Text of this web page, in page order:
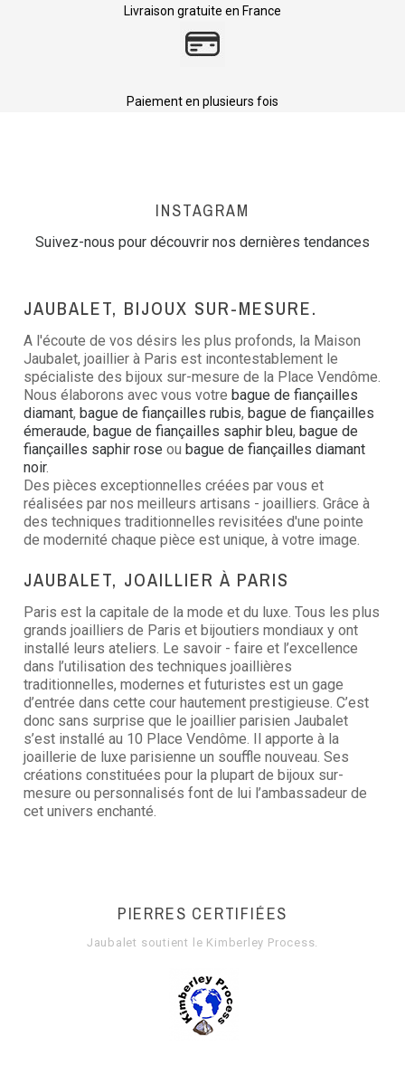
Livraison gratuite en France
Paiement en plusieurs fois
INSTAGRAM
Suivez-nous pour découvrir nos dernières tendances
JAUBALET, BIJOUX SUR-MESURE.
A l'écoute de vos désirs les plus profonds, la Maison
Jaubalet, joaillier à Paris est incontestablement le
spécialiste des bijoux sur-mesure de la Place Vendôme.
Nous élaborons avec vous votrebague de fiançailles
diamant,bague de fiançailles rubis,bague de fiançailles
émeraude,bague de fiançailles saphir bleu,bague de
fiançailles saphir rose oubague de fiançailles diamant
noir.
Des pièces exceptionnelles créées par vous et
réalisées par nos meilleurs artisans - joailliers. Grâce à
des techniques traditionnelles revisitées d'une pointe
de modernité chaque pièce est unique, à votre image.
JAUBALET, JOAILLIER À PARIS
Paris est la capitale de la mode et du luxe. Tous les plus
grands joailliers de Paris et bijoutiers mondiaux y ont
installé leurs ateliers. Le savoir - faire et l’excellence
dans l’utilisation des techniques joaillières
traditionnelles, modernes et futuristes est un gage
d’entrée dans cette cour hautement prestigieuse. C’est
donc sans surprise que le joaillier parisien Jaubalet
s’est installé au 10 Place Vendôme. Il apporte à la
joaillerie de luxe parisienne un souffle nouveau. Ses
créations constituées pour la plupart de bijoux sur-
mesure ou personnalisés font de lui l’ambassadeur de
cet univers enchanté.
PIERRES CERTIFIÉES
Jaubalet soutient le Kimberley Process